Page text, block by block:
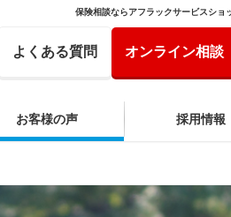
保険相談ならアフラックサービスショ
よくある質問 オンライン相談
お客様の声 採用情報